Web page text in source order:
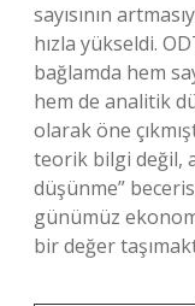
sayısının
hızla yükseldi.
bağlamda hem
hem de analitik
olarak öne
teorik bilgi değil,
düşünme”
günümüz
bir değer